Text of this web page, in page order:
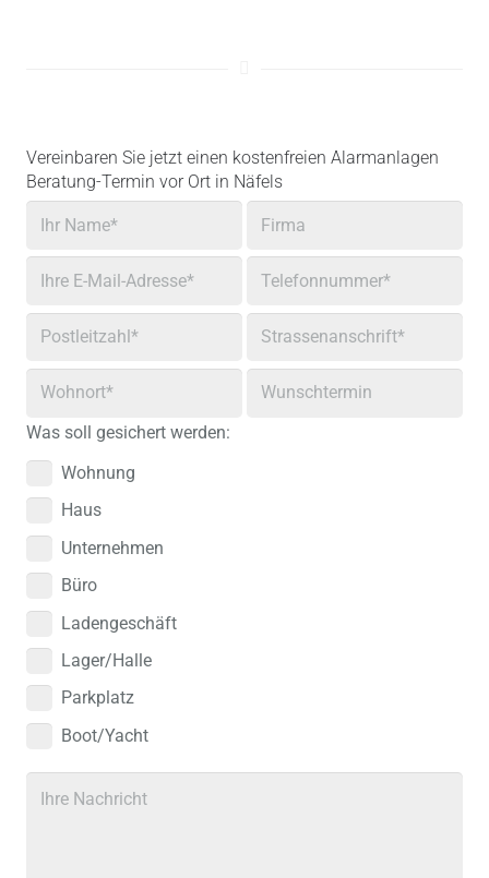
Vereinbaren Sie jetzt einen kostenfreien Alarmanlagen
Beratung-Termin vor Ort in Näfels
Was soll gesichert werden:
Wohnung
Haus
Unternehmen
Büro
Ladengeschäft
Lager/Halle
Parkplatz
Boot/Yacht